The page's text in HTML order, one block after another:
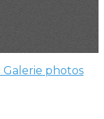
Galerie photos